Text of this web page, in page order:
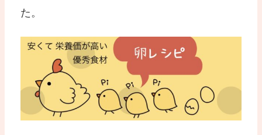
た。